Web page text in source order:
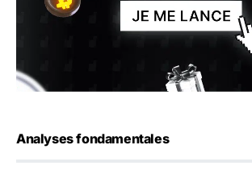
Analyses fondamentales